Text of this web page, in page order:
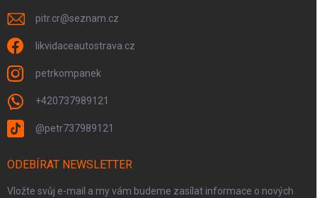
pitr.cr@seznam.cz
likvidaceautostrava.cz
petrkompanek
+420737989121
@petr737989121
ODEBÍRAT NEWSLETTER
Vložte svůj e-mail a my vám budeme zasílat informace o nových